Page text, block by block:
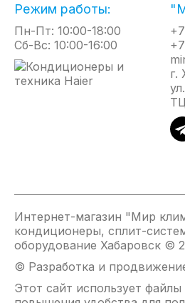
Возможность управления
так и вертикальными с
настроить направление
как комфортно Вам.
Технология iFeel позволяет
температуру там, где
режимом.
Воздушный и каталитический
способствуют очистке
аллергенов.
Кондиционер обеспечивает
температуре на улице до -15ﹾС, позволяя создать
Режим работы:
Пн-Пт: 10:00-18:00
Сб-Вс: 10:00-16:00
г.
Интернет-магазин "Мир
кондиционеры, сплит-
оборудование Хабаровск ©
© Разработка и
Этот сайт использует